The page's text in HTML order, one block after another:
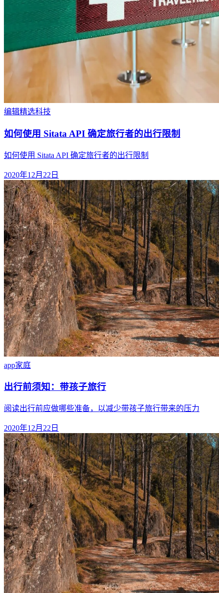
编辑精选科技
如何使用 Sitata API 确定旅行者的出行限制
如何使用 Sitata API 确定旅行者的出行限制
2020年12月22日
app家庭
出行前须知：带孩子旅行
阅读出行前应做哪些准备，以减少带孩子旅行带来的压力
2020年12月22日